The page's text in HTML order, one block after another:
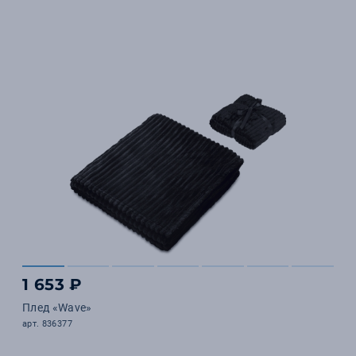
1 653 ₽
Плед «Wave»
арт. 836377